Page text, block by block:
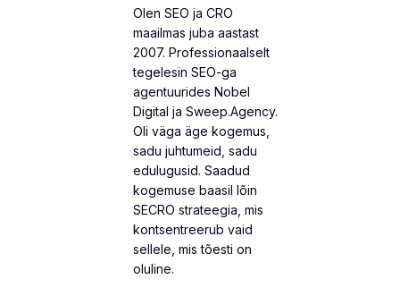
Olen SEO ja CRO
maailmas juba aastast
2007. Professionaalselt
tegelesin SEO-ga
agentuurides Nobel
Digital ja Sweep.Agency.
Oli väga äge kogemus,
sadu juhtumeid, sadu
edulugusid. Saadud
kogemuse baasil lõin
SECRO strateegia, mis
kontsentreerub vaid
sellele, mis tõesti on
oluline.